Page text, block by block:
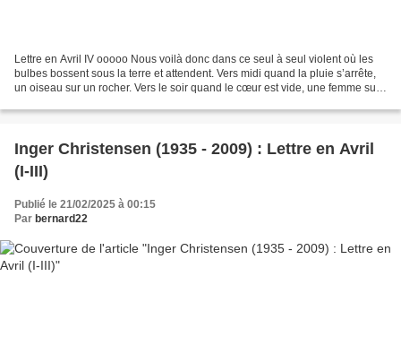
Lettre en Avril IV ooooo Nous voilà donc dans ce seul à seul violent où les
bulbes bossent sous la terre et attendent. Vers midi quand la pluie s’arrête,
un oiseau sur un rocher. Vers le soir quand le cœur est vide, une femme sur
Inger Christensen (1935 - 2009) : Lettre en Avril
(I-III)
Publié le 21/02/2025 à 00:15
Par bernard22